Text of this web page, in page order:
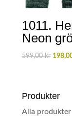
1011.
Neon
599,00kr Det
599,00
Produkter
Alla produkter